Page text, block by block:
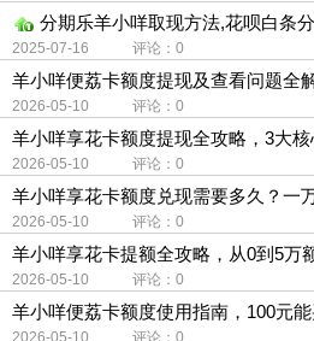
分期乐羊小咩取现方法,花呗白条
2025-07-16 评论：0
羊小咩便荔卡额度提现及查看问题全
2026-05-10 评论：0
羊小咩享花卡额度提现全攻略，3大
南
2026-05-10 评论：0
羊小咩享花卡额度兑现需要多久？一
2026-05-10 评论：0
羊小咩享花卡提额全攻略，从0到5万
2026-05-10 评论：0
羊小咩便荔卡额度使用指南，100元能
2026-05-10 评论：0